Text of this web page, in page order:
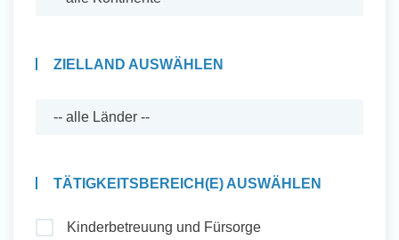
Auslandserfahrung Sammeln
ZIELLAND AUSWÄHLEN
TÄTIGKEITSBEREICH(E) AUSWÄHLEN
Kinderbetreuung und Fürsorge